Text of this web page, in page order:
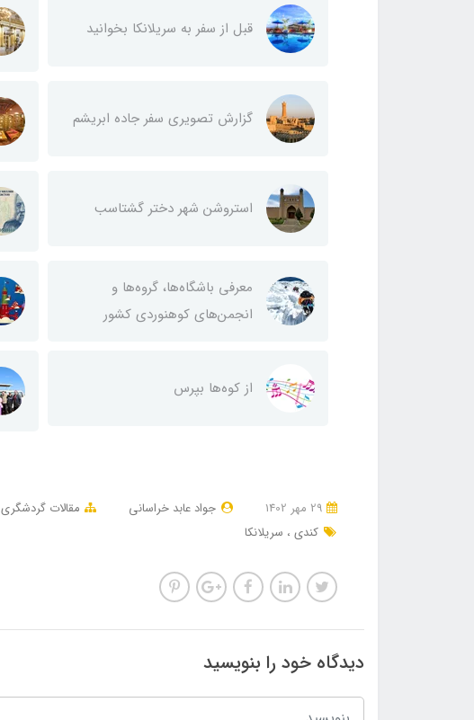
قبل از سفر به سریلانکا بخوانید
گزارش تصویری سفر جاده ابریشم
استروشن شهر دختر گشتاسب
معرفی باشگاه‌ها، گروه‌ها و
انجمن‌های کوهنوردی کشور
از کوه‌ها بپرس
جواد عابد خراسانی
مقالات گردشگری
کندی
سریلانکا
دیدگاه خود را بنویسید